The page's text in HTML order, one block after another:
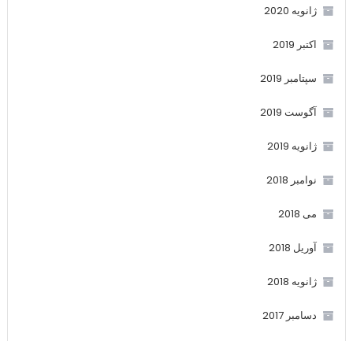
ژانویه 2020
اکتبر 2019
سپتامبر 2019
آگوست 2019
ژانویه 2019
نوامبر 2018
می 2018
آوریل 2018
ژانویه 2018
دسامبر 2017